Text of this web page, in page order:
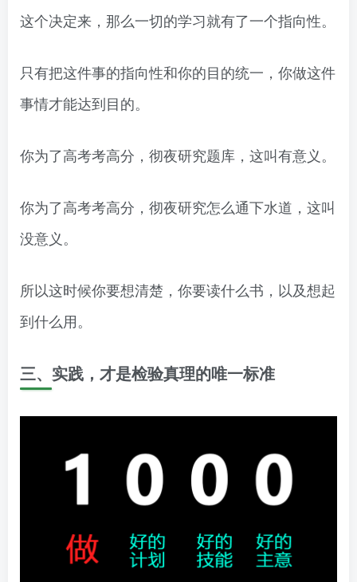
这个决定来，那么一切的学习就有了一个指向性。
只有把这件事的指向性和你的目的统一，你做这件
事情才能达到目的。
你为了高考考高分，彻夜研究题库，这叫有意义。
你为了高考考高分，彻夜研究怎么通下水道，这叫
没意义。
所以这时候你要想清楚，你要读什么书，以及想起
到什么用。
三、实践，才是检验真理的唯一标准